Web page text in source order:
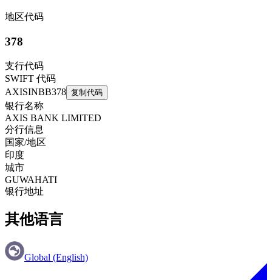
地区代码
378
支行代码
SWIFT 代码
AXISINBB378 复制代码
银行名称
AXIS BANK LIMITED
分行信息
国家/地区
印度
城市
GUWAHATI
银行地址
其他语言
Global (English)